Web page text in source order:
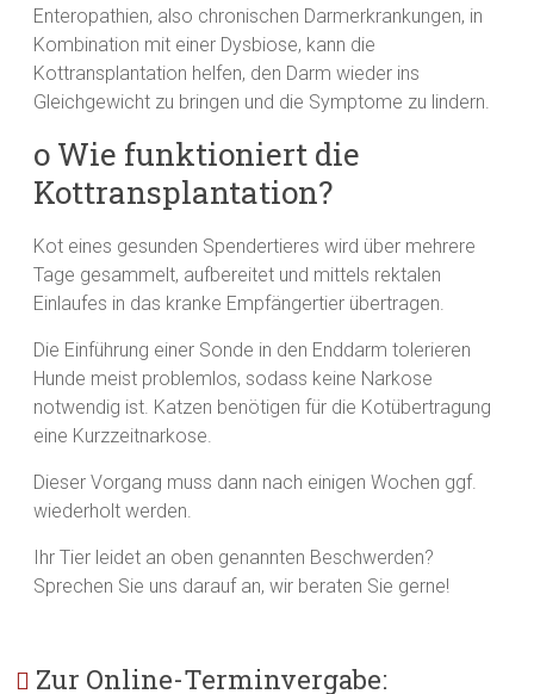
Enteropathien, also chronischen Darmerkrankungen, in
Kombination mit einer Dysbiose, kann die
Kottransplantation helfen, den Darm wieder ins
Gleichgewicht zu bringen und die Symptome zu lindern.
o Wie funktioniert die
Kottransplantation?
Kot eines gesunden Spendertieres wird über mehrere
Tage gesammelt, aufbereitet und mittels rektalen
Einlaufes in das kranke Empfängertier übertragen.
Die Einführung einer Sonde in den Enddarm tolerieren
Hunde meist problemlos, sodass keine Narkose
notwendig ist. Katzen benötigen für die Kotübertragung
eine Kurzzeitnarkose.
Dieser Vorgang muss dann nach einigen Wochen ggf.
wiederholt werden.
Ihr Tier leidet an oben genannten Beschwerden?
Sprechen Sie uns darauf an, wir beraten Sie gerne!
Zur Online-Terminvergabe: